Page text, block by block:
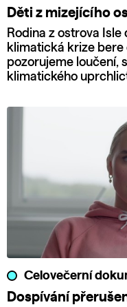
Děti z mizejícího
Rodina z ostrova
klimatická krize bere
pozorujeme loučení,
klimatického
Celovečerní
Dospívání